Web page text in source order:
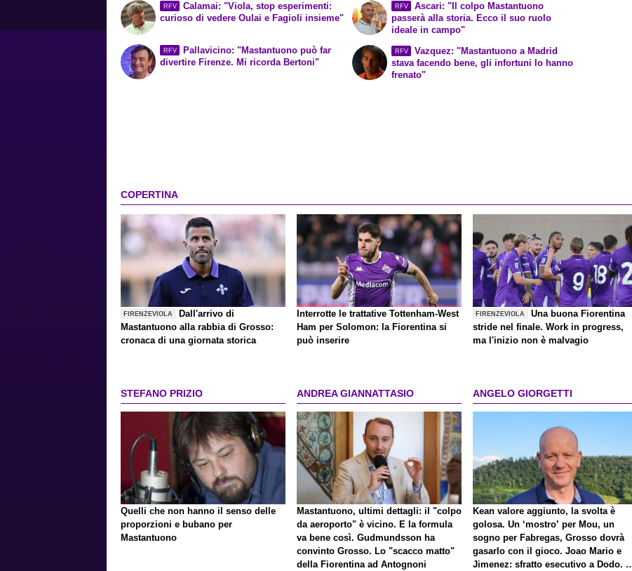
RFV
Calamai: "Viola, stop esperimenti:
curioso di vedere Oulai e Fagioli insieme"
RFV
Pallavicino: "Mastantuono può far
divertire Firenze. Mi ricorda Bertoni"
RFV
Ascari: "Il colpo Mastantuono
passerà alla storia. Ecco il suo ruolo
ideale in campo"
RFV
Vazquez: "Mastantuono a Madrid
stava facendo bene, gli infortuni lo hanno
frenato"
COPERTINA
FIRENZEVIOLA
Dall'arrivo di
Mastantuono alla rabbia di Grosso:
cronaca di una giornata storica
Interrotte le trattative Tottenham-West
Ham per Solomon: la Fiorentina si
può inserire
FIRENZEVIOLA
Una buona Fiorentina
stride nel finale. Work in progress,
ma l'inizio non è malvagio
STEFANO PRIZIO
Quelli che non hanno il senso delle
proporzioni e bubano per
Mastantuono
ANDREA GIANNATTASIO
Mastantuono, ultimi dettagli: il "colpo
da aeroporto" è vicino. E la formula
va bene così. Gudmundsson ha
convinto Grosso. Lo "scacco matto"
della Fiorentina ad Antognoni
ANGELO GIORGETTI
Kean valore aggiunto, la svolta è
golosa. Un ‘mostro’ per Mou, un
sogno per Fabregas, Grosso dovrà
gasarlo con il gioco. Joao Mario e
Jimenez: sfratto esecutivo a Dodo. E